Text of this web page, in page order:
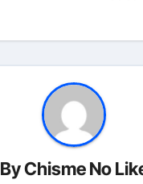
ByChisme No